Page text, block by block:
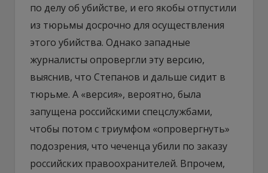
по делу об убийстве, и его якобы отпустили
из тюрьмы досрочно для осуществления
этого убийства. Однако западные
журналисты опровергли эту версию,
выяснив, что Степанов и дальше сидит в
тюрьме. А «версия», вероятно, была
запущена российскими спецслужбами,
чтобы потом с триумфом «опровергнуть»
подозрения, что чеченца убили по заказу
российских правоохранителей. Впрочем,